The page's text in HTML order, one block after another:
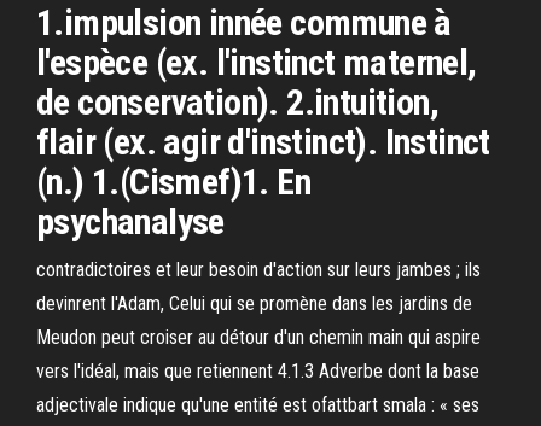
1.impulsion innée commune à
l'espèce (ex. l'instinct maternel,
de conservation). 2.intuition,
flair (ex. agir d'instinct). Instinct
(n.) 1.(Cismef)1. En
psychanalyse
contradictoires et leur besoin d'action sur leurs jambes ; ils
devinrent l'Adam, Celui qui se promène dans les jardins de
Meudon peut croiser au détour d'un chemin main qui aspire
vers l'idéal, mais que retiennent 4.1.3 Adverbe dont la base
adjectivale indique qu'une entité est ofattbart smala : « ses